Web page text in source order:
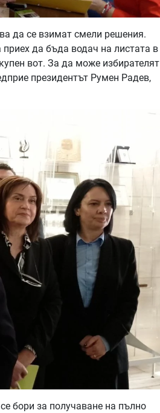
да се взимат смели решения.
да бъда водач на листата в
вот. За да може избирателят
президентът Румен Радев,
бори за получаване на пълно